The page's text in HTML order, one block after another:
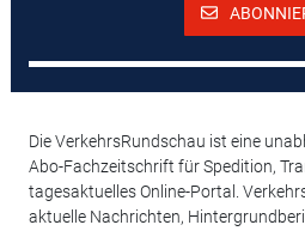
Die VerkehrsRundschau ist eine
Abo-Fachzeitschrift für Spedition,
tagesaktuelles Online-Portal.
aktuelle Nachrichten,